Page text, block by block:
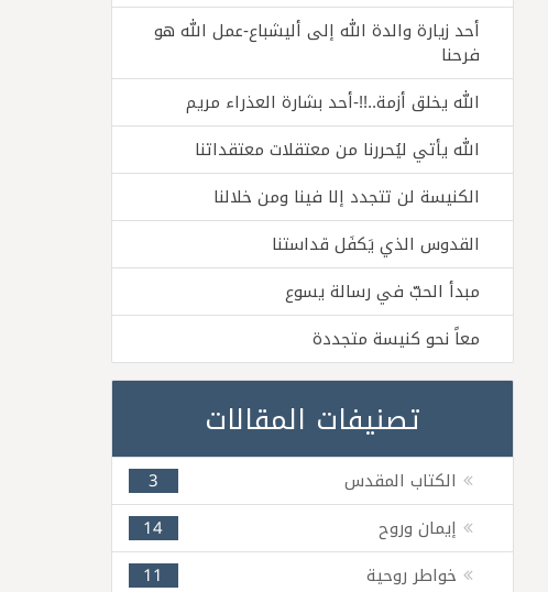
أحد زيارة والدة الله إلى أليشباع-عمل الله هو
فرحنا
الله يخلق أزمة..!!-أحد بشارة العذراء مريم
الله يأتي ليُحررنا من معتقلات معتقداتنا
الكنيسة لن تتجدد إلا فينا ومن خلالنا
القدوس الذي يَكفَل قداستنا
مبدأ الحبّ في رسالة يسوع
معاً نحو كنيسة متجددة
تصنيفات المقالات
الكتاب المقدس
3
إيمان وروح
14
خواطر روحية
11